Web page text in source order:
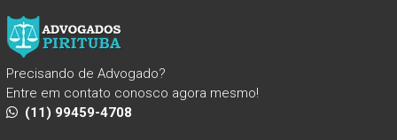
Precisando de Advogado?
Entre em contato conosco agora mesmo!
(11) 99459-4708